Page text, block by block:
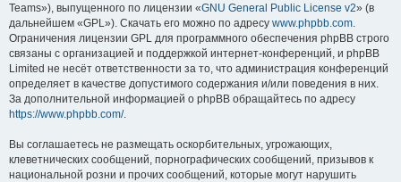
Teams»), выпущенного по лицензии «GNU General Public License v2» (в
дальнейшем «GPL»). Скачать его можно по адресу www.phpbb.com.
Ограничения лицензии GPL для программного обеспечения phpBB строго
связаны с организацией и поддержкой интернет-конференций, и phpBB
Limited не несёт ответственности за то, что администрация конференций
определяет в качестве допустимого содержания и/или поведения в них.
За дополнительной информацией о phpBB обращайтесь по адресу
https://www.phpbb.com/.
Вы соглашаетесь не размещать оскорбительных, угрожающих,
клеветнических сообщений, порнографических сообщений, призывов к
национальной розни и прочих сообщений, которые могут нарушить